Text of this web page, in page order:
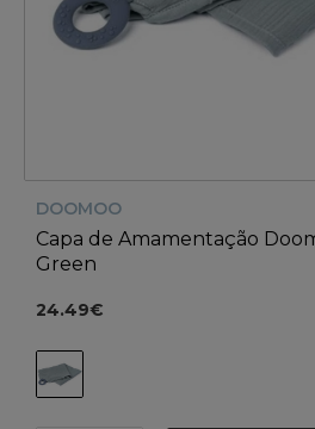
DOOMOO
Capa de Amamentação
Green
24.49€